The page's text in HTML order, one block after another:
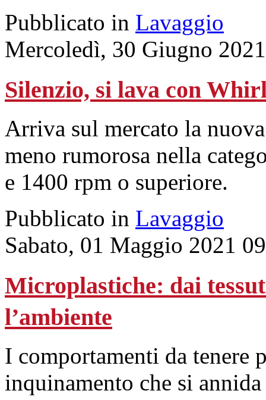
Pubblicato in Lavaggio
Mercoledì, 30 Giugno
Silenzio, si lava con
Arriva sul mercato la
meno rumorosa nella
e 1400 rpm o superiore.
Pubblicato in Lavaggio
Sabato, 01 Maggio 2021
Microplastiche: dai
l’ambiente
I comportamenti da tenere
inquinamento che si